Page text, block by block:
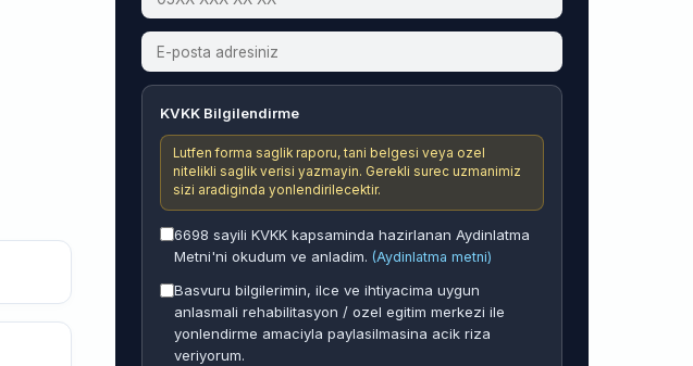
KVKK Bilgilendirme
Lutfen forma saglik raporu, tani belgesi veya ozel
nitelikli saglik verisi yazmayin. Gerekli surec uzmanimiz
sizi aradiginda yonlendirilecektir.
6698 sayili KVKK kapsaminda hazirlanan Aydinlatma
Metni'ni okudum ve anladim. (Aydinlatma metni)
Basvuru bilgilerimin, ilce ve ihtiyacima uygun
anlasmali rehabilitasyon / ozel egitim merkezi ile
yonlendirme amaciyla paylasilmasina acik riza
veriyorum.